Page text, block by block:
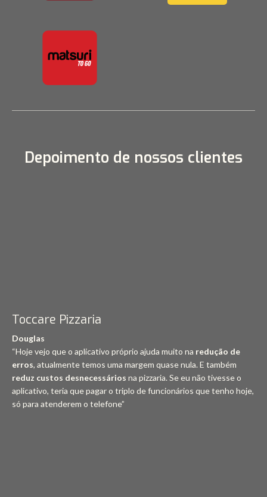
Depoimento de nossos clientes
Toccare Pizzaria
Douglas
“Hoje vejo que o aplicativo próprio ajuda muito na redução de
erros, atualmente temos uma margem quase nula. E também
reduz custos desnecessários na pizzaria. Se eu não tivesse o
aplicativo, teria que pagar o triplo de funcionários que tenho hoje,
só para atenderem o telefone”